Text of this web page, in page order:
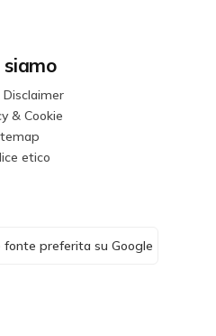
siamo
& Cookie
etico
preferita su Google